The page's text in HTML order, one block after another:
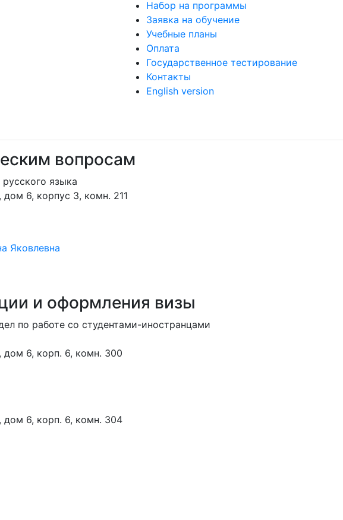
Набор на программы
Заявка на обучение
Учебные планы
Оплата
Государственное тестирование
Контакты
English version
вопросам
языка
6, корпус 3, комн. 211
Яковлевна
и оформления визы
по работе со студентами-иностранцами
дом 6, корп. 6, комн. 300
дом 6, корп. 6, комн. 304